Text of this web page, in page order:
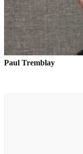
Paul Tremblay